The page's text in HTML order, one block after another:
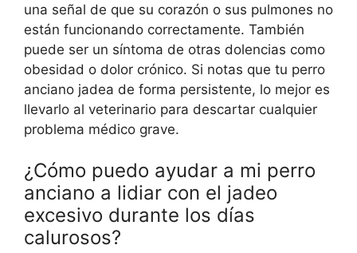
una señal de que su corazón o sus pulmones no
están funcionando correctamente. También
puede ser un síntoma de otras dolencias como
obesidad o dolor crónico. Si notas que tu perro
anciano jadea de forma persistente, lo mejor es
llevarlo al veterinario para descartar cualquier
problema médico grave.
¿Cómo puedo ayudar a mi perro
anciano a lidiar con el jadeo
excesivo durante los días
calurosos?